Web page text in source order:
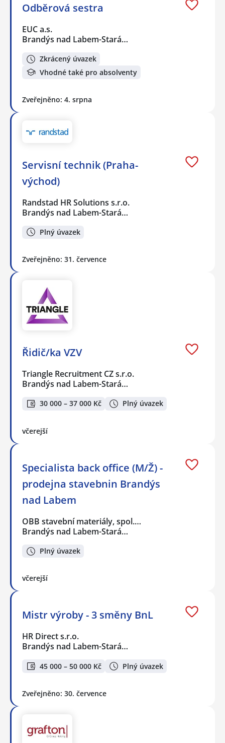
Odběrová sestra
EUC a.s.
Brandýs nad Labem-Stará…
Zkrácený úvazek
Vhodné také pro absolventy
Zveřejněno: 4. srpna
Servisní technik (Praha-
východ)
Randstad HR Solutions s.r.o.
Brandýs nad Labem-Stará…
Plný úvazek
Zveřejněno: 31. července
Řidič/ka VZV
Triangle Recruitment CZ s.r.o.
Brandýs nad Labem-Stará…
30 000 – 37 000 Kč Plný úvazek
včerejší
Specialista back office (M/Ž) -
prodejna stavebnin Brandýs
nad Labem
OBB stavební materiály, spol.…
Brandýs nad Labem-Stará…
Plný úvazek
včerejší
Mistr výroby - 3 směny BnL
HR Direct s.r.o.
Brandýs nad Labem-Stará…
45 000 – 50 000 Kč Plný úvazek
Zveřejněno: 30. července